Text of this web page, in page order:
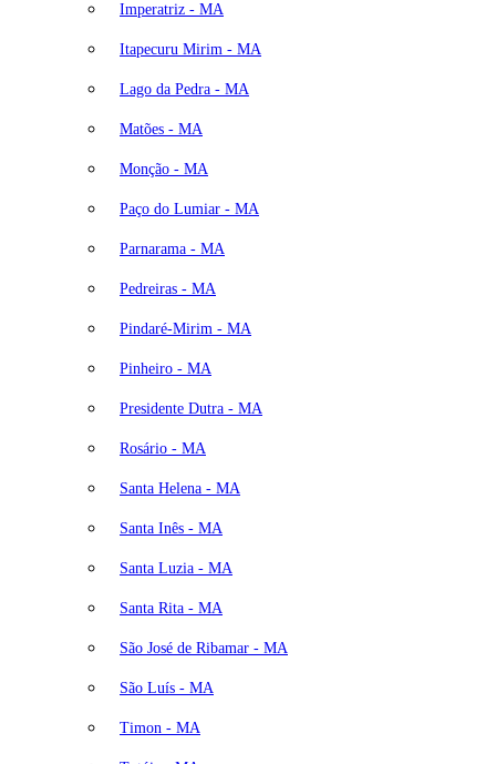
Imperatriz - MA
Itapecuru Mirim - MA
Lago da Pedra - MA
Matões - MA
Monção - MA
Paço do Lumiar - MA
Parnarama - MA
Pedreiras - MA
Pindaré-Mirim - MA
Pinheiro - MA
Presidente Dutra - MA
Rosário - MA
Santa Helena - MA
Santa Inês - MA
Santa Luzia - MA
Santa Rita - MA
São José de Ribamar - MA
São Luís - MA
Timon - MA